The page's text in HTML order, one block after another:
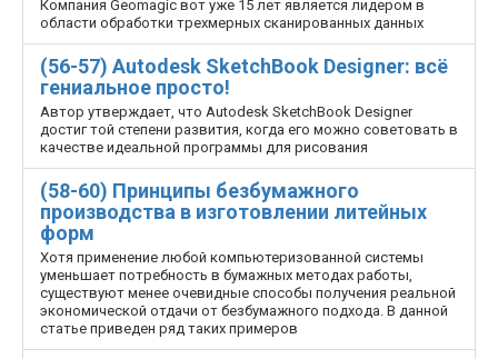
Компания Geomagic вот уже 15 лет является лидером в
области обработки трехмерных сканированных данных
(56-57) Autodesk SketchBook Designer: всё
гениальное просто!
Автор утверждает, что Autodesk SketchBook Designer
достиг той степени развития, когда его можно советовать в
качестве идеальной программы для рисования
(58-60) Принципы безбумажного
производства в изготовлении литейных
форм
Хотя применение любой компьютеризованной системы
уменьшает потребность в бумажных методах работы,
существуют менее очевидные способы получения реальной
экономической отдачи от безбумажного подхода. В данной
статье приведен ряд таких примеров